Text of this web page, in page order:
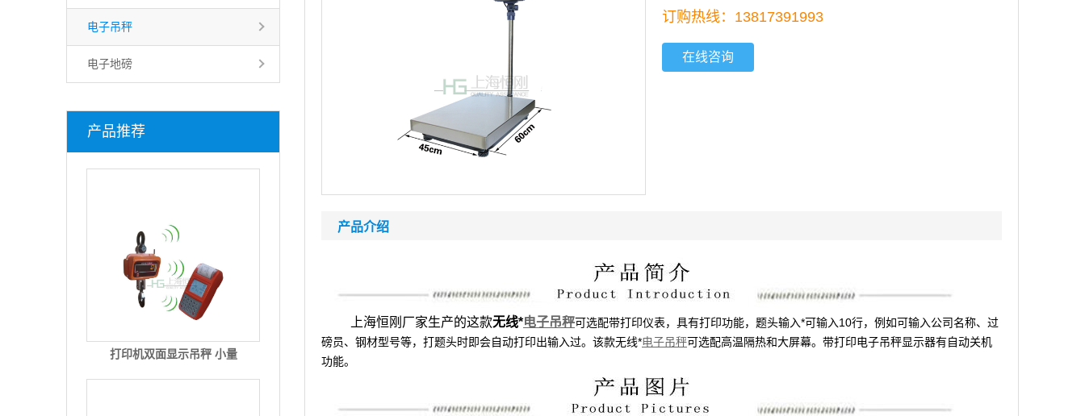
电子吊秤
电子地磅
产品推荐
打印机双面显示吊秤 小量
订购热线：13817391993
在线咨询
产品介绍
上海恒刚厂家生产的这款无线*电子吊秤可选配带打印仪表，具有打印功能，题头输入*可输入10行，例如可输入公司名称、过
磅员、钢材型号等，打题头时即会自动打印出输入过。该款无线*电子吊秤可选配高温隔热和大屏幕。带打印电子吊秤显示器有自动关机
功能。